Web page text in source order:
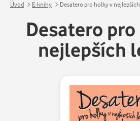
Úvod E-knihy Desatero pro holky v
Desatero
nejlepších